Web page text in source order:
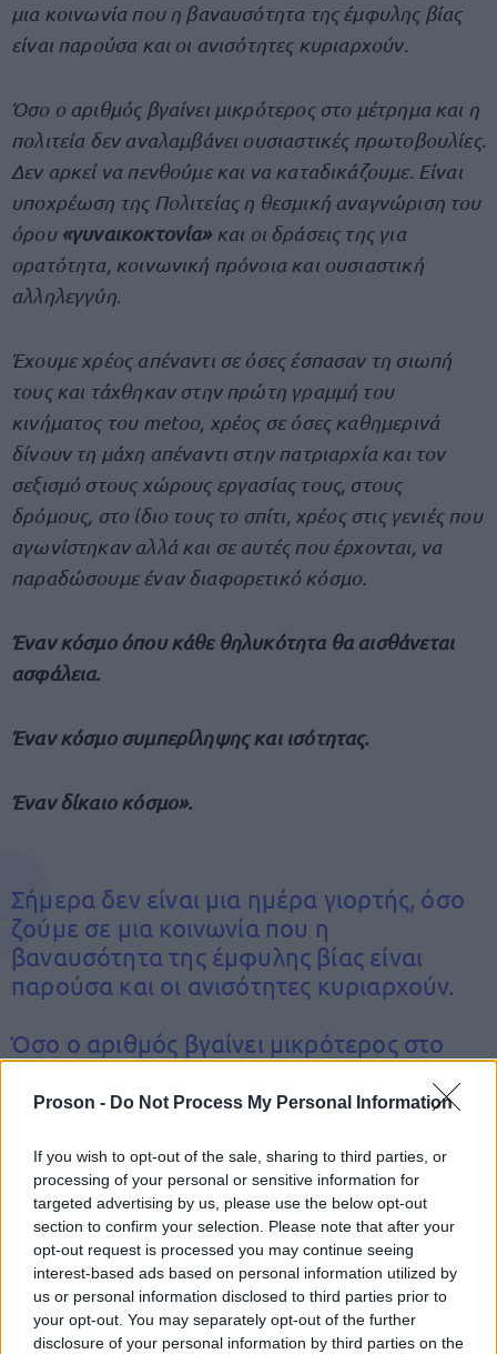
Proson - Do Not Process My Personal Information
If you wish to opt-out of the sale, sharing to third parties, or
processing of your personal or sensitive information for
targeted advertising by us, please use the below opt-out
section to confirm your selection. Please note that after your
opt-out request is processed you may continue seeing
interest-based ads based on personal information utilized by
us or personal information disclosed to third parties prior to
your opt-out. You may separately opt-out of the further
disclosure of your personal information by third parties on the
μια κοινωνία που η βαναυσότητα της έμφυλης βίας
είναι παρούσα και οι ανισότητες κυριαρχούν.
Όσο ο αριθμός βγαίνει μικρότερος στο μέτρημα και η
πολιτεία δεν αναλαμβάνει ουσιαστικές πρωτοβουλίες.
Δεν αρκεί να πενθούμε και να καταδικάζουμε. Είναι
υποχρέωση της Πολιτείας η θεσμική αναγνώριση του
όρου «γυναικοκτονία»και οι δράσεις της για
ορατότητα, κοινωνική πρόνοια και ουσιαστική
αλληλεγγύη.
Έχουμε χρέος απέναντι σε όσες έσπασαν τη σιωπή
τους και τάχθηκαν στην πρώτη γραμμή του
κινήματος του metoo, χρέος σε όσες καθημερινά
δίνουν τη μάχη απέναντι στην πατριαρχία και τον
σεξισμό στους χώρους εργασίας τους, στους
δρόμους, στο ίδιο τους το σπίτι, χρέος στις γενιές που
αγωνίστηκαν αλλά και σε αυτές που έρχονται, να
παραδώσουμε έναν διαφορετικό κόσμο.
Έναν κόσμο όπου κάθε θηλυκότητα θα αισθάνεται
ασφάλεια.
Έναν κόσμο συμπερίληψης και ισότητας.
Έναν δίκαιο κόσμο».
Σήμερα δεν είναι μια ημέρα γιορτής, όσο
ζούμε σε μια κοινωνία που η
βαναυσότητα της έμφυλης βίας είναι
παρούσα και οι ανισότητες κυριαρχούν.
Όσο ο αριθμός βγαίνει μικρότερος στο
μέτρημα και η πολιτεία δεν αναλαμβάνει
ουσιαστικές πρωτοβουλίες. Δεν αρκεί να
pic.twitter.com/UUMtfIan9G
— Stefanos Kasselakis - Στέφανος
Κασσελάκης (@skasselakis)March 8,
2024